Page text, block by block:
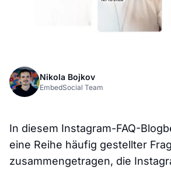
Nikola Bojkov
EmbedSocial Team
In diesem Instagram-FAQ-
eine Reihe häufig gestellter
zusammengetragen, die